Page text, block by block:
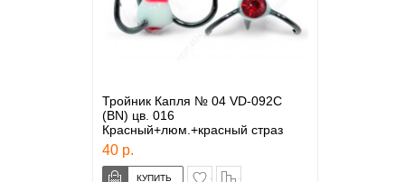
Тройник Капля № 04 VD-092C
(BN) цв. 016
Красный+люм.+красный страз
40 р.
в закладки